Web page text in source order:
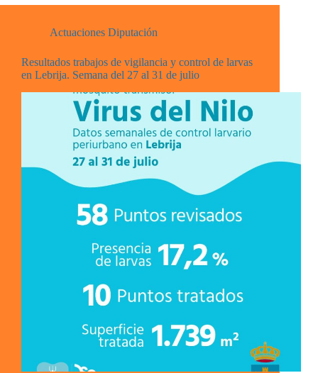
Actuaciones Diputación
Resultados trabajos de vigilancia y control de larvas
en Lebrija. Semana del 27 al 31 de julio